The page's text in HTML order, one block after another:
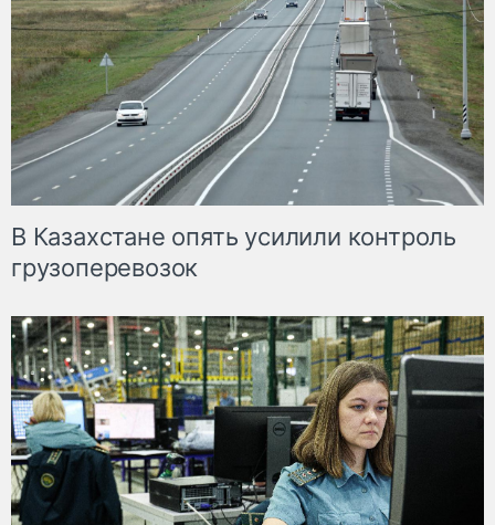
В Казахстане опять усилили контроль
грузоперевозок